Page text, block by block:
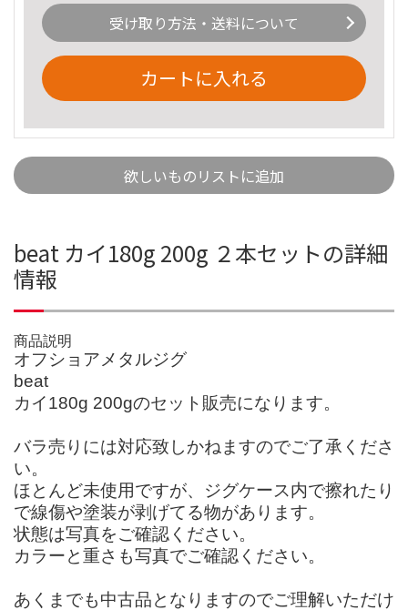
受け取り方法・送料について
カートに入れる
欲しいものリストに追加
beat カイ180g 200g ２本セットの詳細
情報
商品説明
オフショアメタルジグ
beat
カイ180g 200gのセット販売になります。
バラ売りには対応致しかねますのでご了承くださ
い。
ほとんど未使用ですが、ジグケース内で擦れたり
で線傷や塗装が剥げてる物があります。
状態は写真をご確認ください。
カラーと重さも写真でご確認ください。
あくまでも中古品となりますのでご理解いただけ